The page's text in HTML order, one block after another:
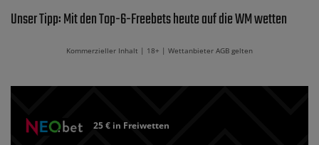
Unser Tipp: Mit den Top-6-Freebets heute auf die WM wetten
Kommerzieller Inhalt | 18+ | Wettanbieter AGB gelten
25 € in Freiwetten